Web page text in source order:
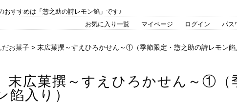
すすめは「惣之助の詩レモン餡」です♪
お気に入り一覧
マイページ ログイン パス
だお菓子 > 末広菓撰～すえひろかせん～①（季節限定・惣之助の詩レモン餡
末広菓撰～すえひろかせん～①（
餡入り）